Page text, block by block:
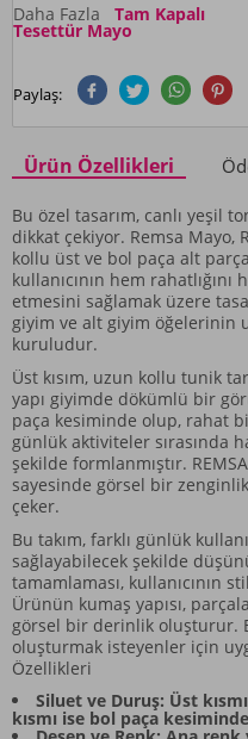
Daha Fazla Tam Kapalı
Tesettür Mayo
Paylaş:
Ürün Özellikleri
Bu özel tasarım, canlı yeşil
dikkat çekiyor. Remsa Mayo,
kollu üst ve bol paça alt
kullanıcının hem
etmesini sağlamak üzere
giyim ve alt giyim öğelerinin
kuruludur.
Üst kısım, uzun kollu tunik
yapı giyimde dökümlü bir
paça kesiminde olup, rahat
günlük aktiviteler sırasında
şekilde formlanmıştır.
sayesinde görsel bir
çeker.
Bu takım, farklı günlük
sağlayabilecek şekilde
tamamlaması, kullanıcının
Ürünün kumaş yapısı,
görsel bir derinlik oluşturur.
oluşturmak isteyenler için
Özellikleri
Siluet ve Duruş: Üst
kısmı ise bol paça